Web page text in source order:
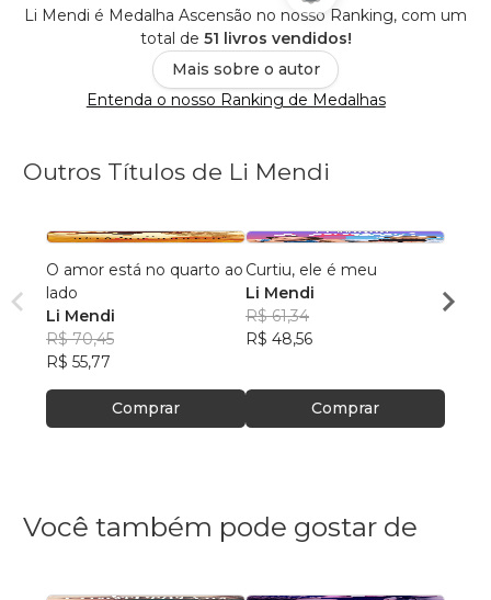
Li Mendi é Medalha Ascensão no nosso Ranking, com um
total de 51 livros vendidos!
Mais sobre o autor
Entenda o nosso Ranking de Medalhas
Outros Títulos de Li Mendi
O amor está no quarto ao
lado
Li Mendi
R$ 70,45
R$ 55,77
Comprar
Curtiu, ele é meu
Li Mendi
R$ 61,34
R$ 48,56
Comprar
Li
R$
Você também pode gostar de